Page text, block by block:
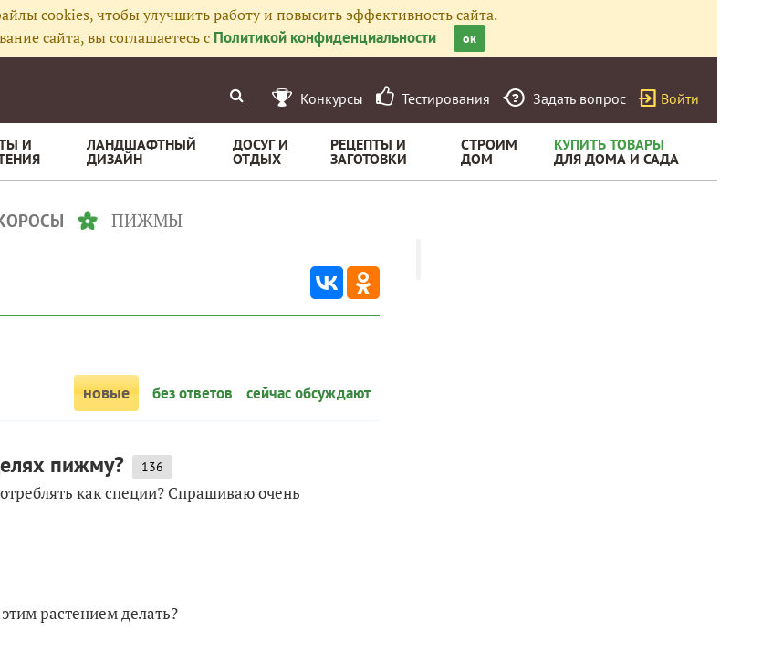
cookies, чтобы улучшить работу и повысить эффективность сайта.
сайта, вы соглашаетесь с Политикой конфиденциальности ок
Конкурсы Тестирования Задать вопрос Войти
И
ЛАНДШАФТНЫЙ
ДИЗАЙН
ДОСУГ И
ОТДЫХ
РЕЦЕПТЫ И
ЗАГОТОВКИ
СТРОИМ
ДОМ
КУПИТЬ ТОВАРЫ
ДЛЯ ДОМА И САДА
ПИЖМЫ
новые без ответов сейчас обсуждают
пижму? 136
как специи? Спрашиваю очень
растением делать?